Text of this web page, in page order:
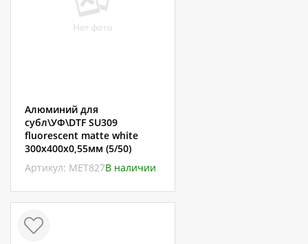
Алюминий для
субл\УФ\DTF SU309
fluorescent matte white
300х400х0,55мм (5/50)
Артикул: МЕТ827В наличии